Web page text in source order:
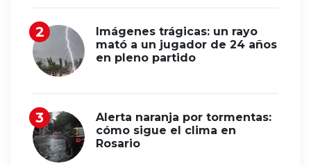
Imágenes trágicas: un rayo
mató a un jugador de 24 años
en pleno partido
Alerta naranja por tormentas:
cómo sigue el clima en
Rosario